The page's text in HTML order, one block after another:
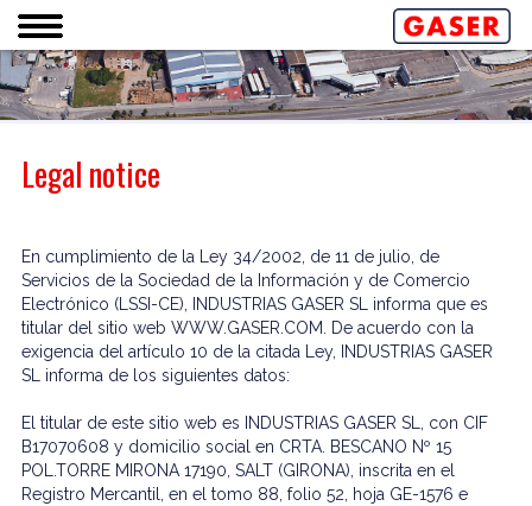
Legal notice
En cumplimiento de la Ley 34/2002, de 11 de julio, de
Servicios de la Sociedad de la Información y de Comercio
Electrónico (LSSI-CE), INDUSTRIAS GASER SL informa que es
titular del sitio web WWW.GASER.COM. De acuerdo con la
exigencia del artículo 10 de la citada Ley, INDUSTRIAS GASER
SL informa de los siguientes datos:
El titular de este sitio web es INDUSTRIAS GASER SL, con CIF
B17070608 y domicilio social en CRTA. BESCANO Nº 15
POL.TORRE MIRONA 17190, SALT (GIRONA), inscrita en el
Registro Mercantil, en el tomo 88, folio 52, hoja GE-1576 e